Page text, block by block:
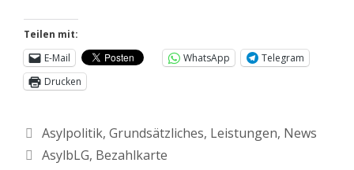
Teilen mit:
E-Mail
WhatsApp
Telegram
Drucken
Asylpolitik, Grundsätzliches, Leistungen, News
AsylbLG, Bezahlkarte